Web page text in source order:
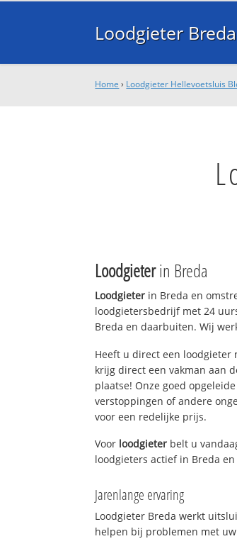
Loodgieter Breda
Home › Loodgieter Hellevoetsluis
Loodgieterin Breda
Loodgieter in Breda en
loodgietersbedrijf met 24
Breda en daarbuiten. Wij
Heeft u direct een loodgieter
krijg direct een vakman aan
plaatse! Onze goed
verstoppingen of andere
voor een redelijke prijs.
Voor loodgieter belt u
loodgieters actief in Breda
Jarenlange ervaring
Loodgieter Breda werkt
helpen bij problemen met